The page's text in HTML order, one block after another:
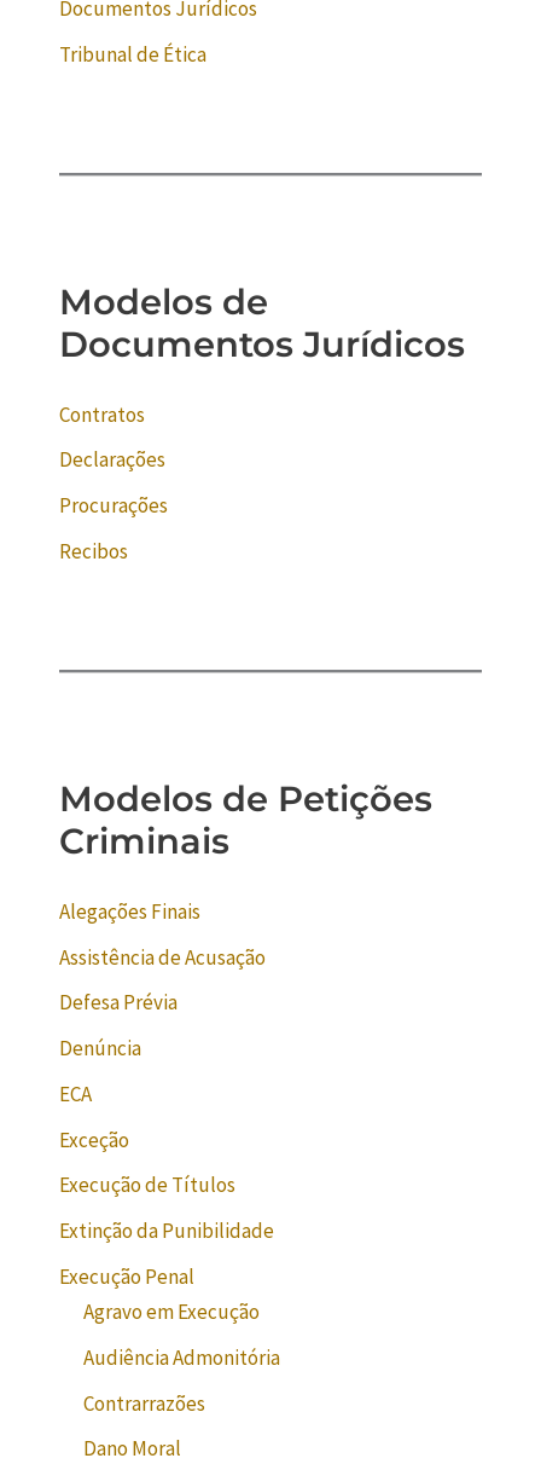
Documentos Jurídicos
Tribunal de Ética
Modelos de
Documentos Jurídicos
Contratos
Declarações
Procurações
Recibos
Modelos de Petições
Criminais
Alegações Finais
Assistência de Acusação
Defesa Prévia
Denúncia
ECA
Exceção
Execução de Títulos
Extinção da Punibilidade
Execução Penal
Agravo em Execução
Audiência Admonitória
Contrarrazões
Dano Moral